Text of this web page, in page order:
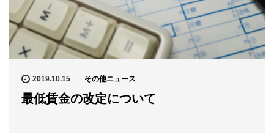
2019.10.15 その他ニュース
最低賃金の改定について